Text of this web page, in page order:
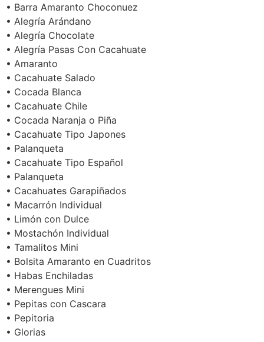
• Barra Amaranto Choconuez
• Alegría Arándano
• Alegría Chocolate
• Alegría Pasas Con Cacahuate
• Amaranto
• Cacahuate Salado
• Cocada Blanca
• Cacahuate Chile
• Cocada Naranja o Piña
• Cacahuate Tipo Japones
• Palanqueta
• Cacahuate Tipo Español
• Palanqueta
• Cacahuates Garapiñados
• Macarrón Individual
• Limón con Dulce
• Mostachón Individual
• Tamalitos Mini
• Bolsita Amaranto en Cuadritos
• Habas Enchiladas
• Merengues Mini
• Pepitas con Cascara
• Pepitoria
• Glorias